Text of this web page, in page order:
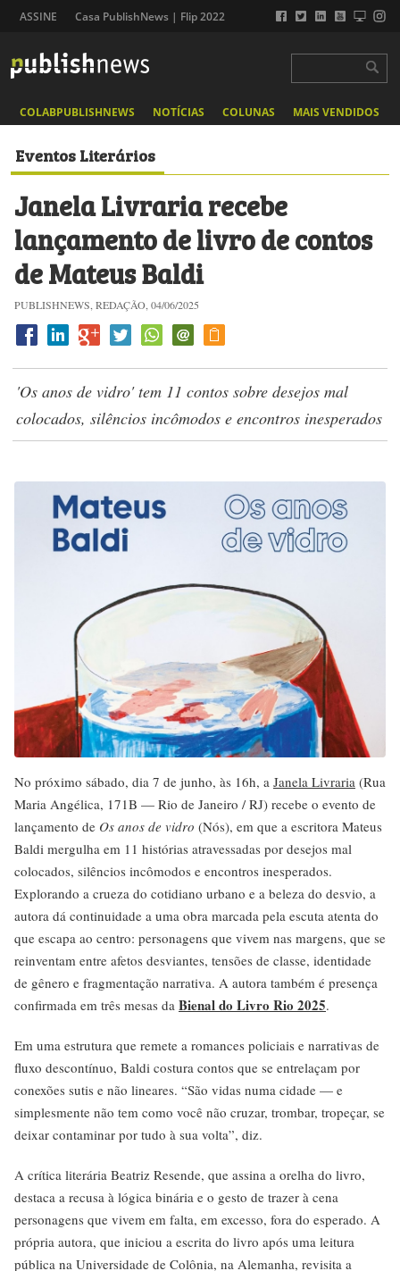
ASSINE Casa PublishNews | Flip 2022
COLABPUBLISHNEWS NOTÍCIAS COLUNAS MAIS VENDIDOS
Eventos Literários
Janela Livraria recebe
lançamento de livro de contos
de Mateus Baldi
PUBLISHNEWS, REDAÇÃO, 04/06/2025
'Os anos de vidro' tem 11 contos sobre desejos mal
colocados, silêncios incômodos e encontros inesperados
No próximo sábado, dia 7 de junho, às 16h, a Janela Livraria (Rua
Maria Angélica, 171B — Rio de Janeiro / RJ) recebe o evento de
lançamento de Os anos de vidro (Nós), em que a escritora Mateus
Baldi mergulha em 11 histórias atravessadas por desejos mal
colocados, silêncios incômodos e encontros inesperados.
Explorando a crueza do cotidiano urbano e a beleza do desvio, a
autora dá continuidade a uma obra marcada pela escuta atenta do
que escapa ao centro: personagens que vivem nas margens, que se
reinventam entre afetos desviantes, tensões de classe, identidade
de gênero e fragmentação narrativa. A autora também é presença
confirmada em três mesas da Bienal do Livro Rio 2025.
Em uma estrutura que remete a romances policiais e narrativas de
fluxo descontínuo, Baldi costura contos que se entrelaçam por
conexões sutis e não lineares. “São vidas numa cidade — e
simplesmente não tem como você não cruzar, trombar, tropeçar, se
deixar contaminar por tudo à sua volta”, diz.
A crítica literária Beatriz Resende, que assina a orelha do livro,
destaca a recusa à lógica binária e o gesto de trazer à cena
personagens que vivem em falta, em excesso, fora do esperado. A
própria autora, que iniciou a escrita do livro após uma leitura
pública na Universidade de Colônia, na Alemanha, revisita a